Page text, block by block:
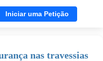
Iniciar uma Petição
nas travessias